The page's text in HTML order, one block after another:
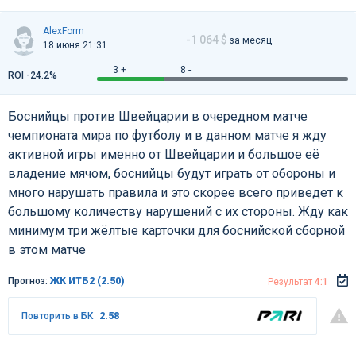
AlexForm
18 июня 21:31
-1 064 $ за месяц
3 + 8 -
ROI -24.2%
Боснийцы против Швейцарии в очередном матче
чемпионата мира по футболу и в данном матче я жду
активной игры именно от Швейцарии и большое её
владение мячом, боснийцы будут играть от обороны и
много нарушать правила и это скорее всего приведет к
большому количеству нарушений с их стороны. Жду как
минимум три жёлтые карточки для боснийской сборной
в этом матче
Прогноз: ЖК ИТБ2 (2.50) Результат 4:1
Повторить в БК 2.58